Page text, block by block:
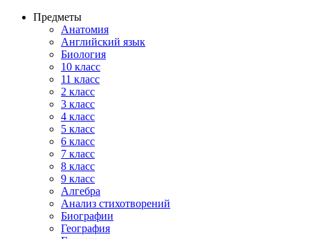
Предметы
Анатомия
Английский язык
Биология
10 класс
11 класс
2 класс
3 класс
4 класс
5 класс
6 класс
7 класс
8 класс
9 класс
Алгебра
Анализ стихотворений
Биографии
География